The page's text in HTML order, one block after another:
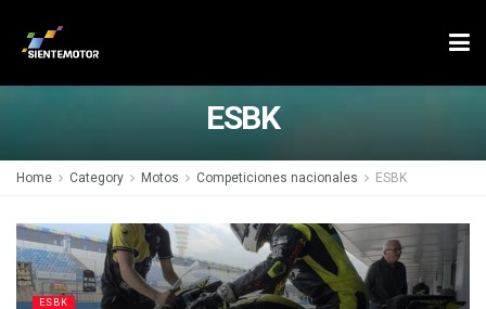
ESBK
Home Category Motos Competiciones nacionales ESBK
ESBK